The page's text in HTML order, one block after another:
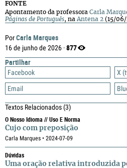
PorCarla Marques
16 de junho de 2026 ·877
Partilhar
Facebook
X
Email
Textos Relacionados(3)
O Nosso Idioma // Uso E Norma
Cujo com preposição
Carla Marques • 2024-07-09
Dúvidas
Uma oração relativa introduzida
FONTE
Apontamento da professora Carla
Páginas de Português, na Antena 2 (15/